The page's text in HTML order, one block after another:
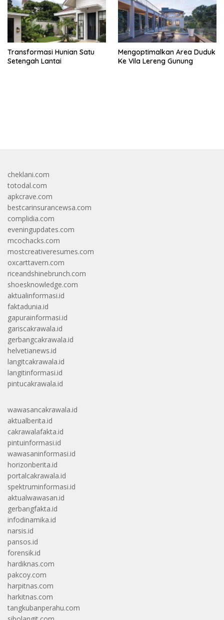
Transformasi Hunian Satu
Setengah Lantai
Mengoptimalkan Area Duduk
Ke Vila Lereng Gunung
cheklani.com
totodal.com
apkcrave.com
bestcarinsurancewsa.com
complidia.com
eveningupdates.com
mcochacks.com
mostcreativeresumes.com
oxcarttavern.com
riceandshinebrunch.com
shoesknowledge.com
aktualinformasi.id
faktadunia.id
gapurainformasi.id
gariscakrawala.id
gerbangcakrawala.id
helvetianews.id
langitcakrawala.id
langitinformasi.id
pintucakrawala.id
wawasancakrawala.id
aktualberita.id
cakrawalafakta.id
pintuinformasi.id
wawasaninformasi.id
horizonberita.id
portalcakrawala.id
spektruminformasi.id
aktualwawasan.id
gerbangfakta.id
infodinamika.id
narsis.id
pansos.id
forensik.id
hardiknas.com
pakcoy.com
harpitnas.com
harkitnas.com
tangkubanperahu.com